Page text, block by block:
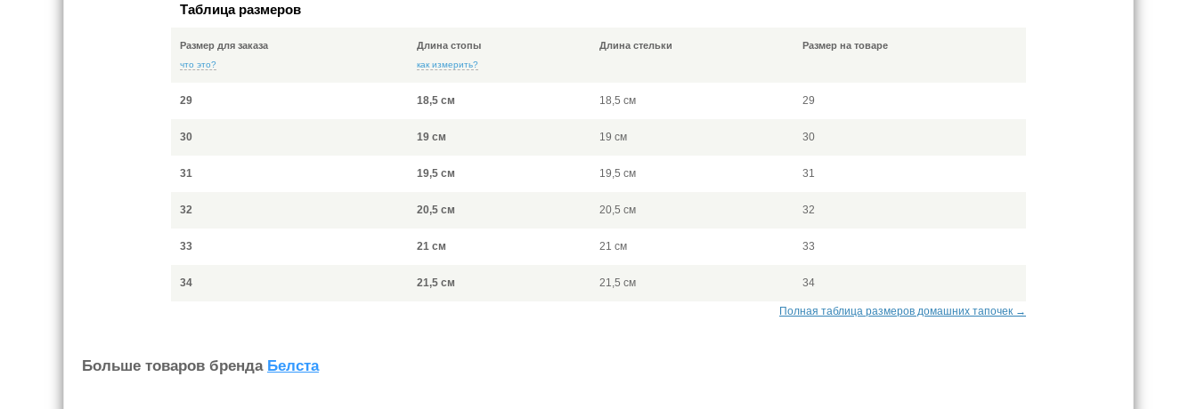
Таблица размеров
Размер для заказа
что это?
Длина стопы
как измерить?
Длина стельки Размер на товаре
29 18,5 см 18,5 см 29
30 19 см 19 см 30
31 19,5 см 19,5 см 31
32 20,5 см 20,5 см 32
33 21 см 21 см 33
34 21,5 см 21,5 см 34
Полная таблица размеров домашних тапочек →
Больше товаров бренда Белста